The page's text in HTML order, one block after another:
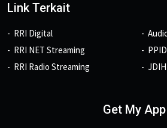
Link Terkait
RRI Digital
RRI NET Streaming
RRI Radio Streaming
Get My App